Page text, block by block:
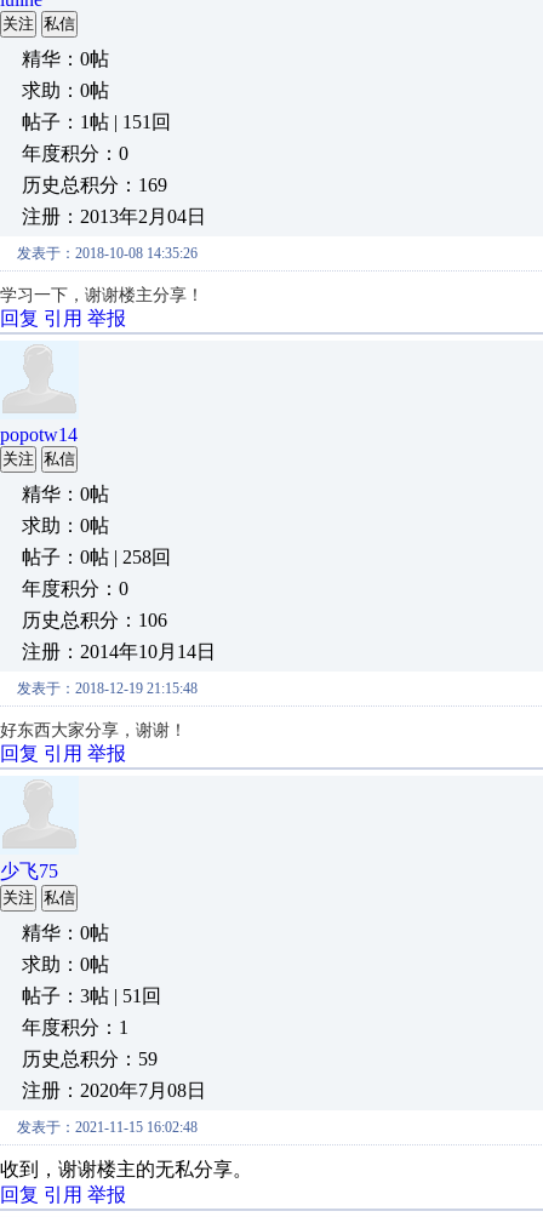
关注 私信
精华：0帖
求助：0帖
帖子：1帖 | 151回
年度积分：0
历史总积分：169
注册：2013年2月04日
发表于：2018-10-08 14:35:26
学习一下，谢谢楼主分享！
回复 引用 举报
popotw14
关注 私信
精华：0帖
求助：0帖
帖子：0帖 | 258回
年度积分：0
历史总积分：106
注册：2014年10月14日
发表于：2018-12-19 21:15:48
好东西大家分享，谢谢！
回复 引用 举报
少飞75
关注 私信
精华：0帖
求助：0帖
帖子：3帖 | 51回
年度积分：1
历史总积分：59
注册：2020年7月08日
发表于：2021-11-15 16:02:48
收到，谢谢楼主的无私分享。
回复 引用 举报